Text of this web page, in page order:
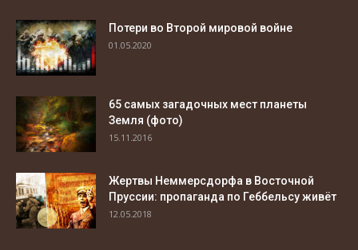
Потери во Второй мировой войне
01.05.2020
65 самых загадочных мест планеты
Земля (фото)
15.11.2016
Жертвы Неммерсдорфа в Восточной
Пруссии: пропаганда по Геббельсу живёт
12.05.2018